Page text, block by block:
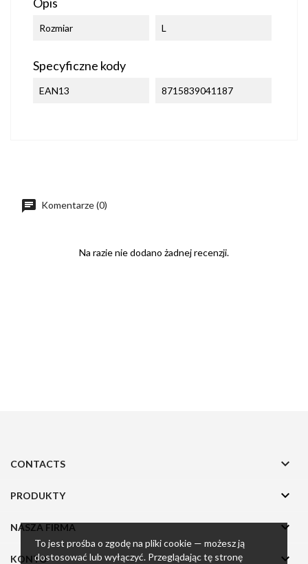
To jest prośba o zgodę na pliki cookie — możesz ją
dostosować lub wyłączyć. Przeglądając tę stronę
Rozmiar L
Specyficzne kody
EAN13 8715839041187
Komentarze (0)
Na razie nie dodano żadnej recenzji.
CONTACTS 
PRODUKTY 
NASZA FIRMA 
KONTO 